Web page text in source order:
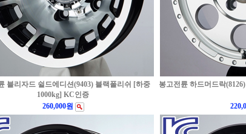
블리자드 쉴드에디션(9403) 블랙폴리쉬 [하중
1000kg] KC인증
260,000원
봉고전륜 하드머드락